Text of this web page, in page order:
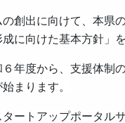
創出に向けて、本県
に向けた基本方針」
年度から、支援体制
まります。
ートアップポータル